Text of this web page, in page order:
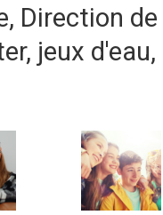
, Direction
, jeux d'eau,